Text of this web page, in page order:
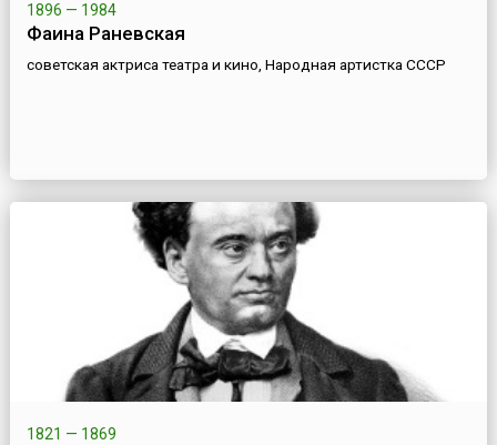
1896 — 1984
Фаина Раневская
советская актриса театра и кино, Народная артистка СССР
1821 — 1869